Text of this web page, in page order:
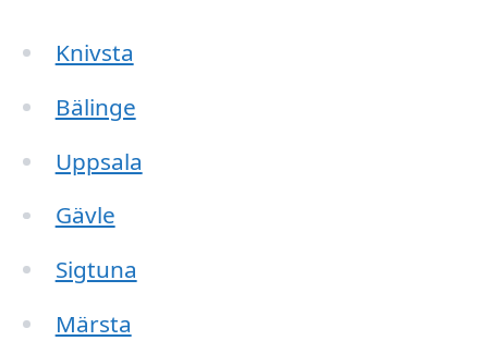
Knivsta
Bälinge
Uppsala
Gävle
Sigtuna
Märsta